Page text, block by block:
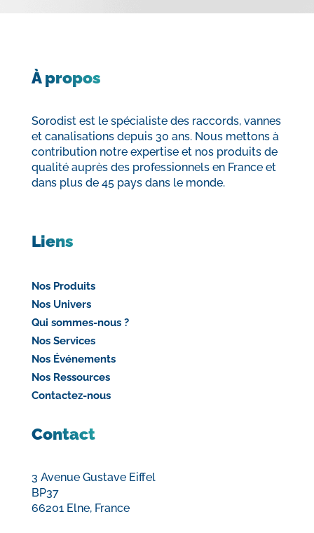
À propos
Sorodist est le spécialiste des raccords, vannes
et canalisations depuis 30 ans. Nous mettons à
contribution notre expertise et nos produits de
qualité auprès des professionnels en France et
dans plus de 45 pays dans le monde.
Liens
Nos Produits
Nos Univers
Qui sommes-nous ?
Nos Services
Nos Événements
Nos Ressources
Contactez-nous
Contact
3 Avenue Gustave Eiffel
BP37
66201 Elne, France